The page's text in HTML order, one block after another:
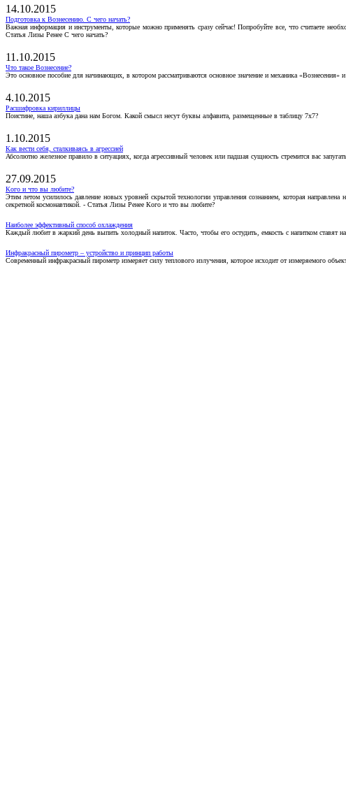
14.10.2015
Подготовка к Вознесению. С чего начать?
Важная информация и инструменты, которые можно применять сразу сейчас! Попробуйте все, что считаете
Статья Лизы Ренее С чего начать?
11.10.2015
Что такое Вознесение?
Это основное пособие для начинающих, в котором рассматриваются основное значение и механика
4.10.2015
Расшифровка кириллицы
Поистине, наша азбука дана нам Богом. Какой смысл несут буквы алфавита, размещенные в таблицу 7х7?
1.10.2015
Как вести себя, сталкиваясь в агрессией
Абсолютно железное правило в ситуациях, когда агрессивный человек или падшая сущность стремится вас
27.09.2015
Кого и что вы любите?
Этим летом усилилось давление новых уровней скрытой технологии управления сознанием, которая
секретной космонавтикой. - Статья Лизы Ренее Кого и что вы любите?
Наиболее эффективный способ охлаждения
Каждый любит в жаркий день выпить холодный напиток. Часто, чтобы его остудить, емкость с напитком ставят
Инфракрасный пирометр – устройство и принцип работы
Современный инфракрасный пирометр измеряет силу теплового излучения, которое исходит от измеряемого